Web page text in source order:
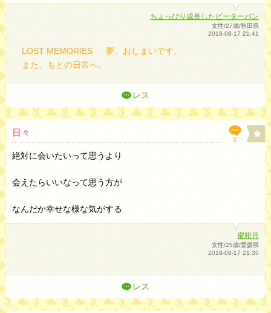
ちょっぴり成長したピーターパン
女性/27歳/秋田県
2018-08-17 21:41
LOST MEMORIES
夢、おしまいです。
また、もとの日常へ。
レス
2
日々
絶対に会いたいって思うより
会えたらいいなって思う方が
なんだか幸せな様な気がする
蜜柑月
女性/25歳/愛媛県
2018-08-17 21:35
レス